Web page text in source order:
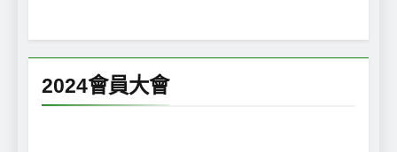
2024會員大會